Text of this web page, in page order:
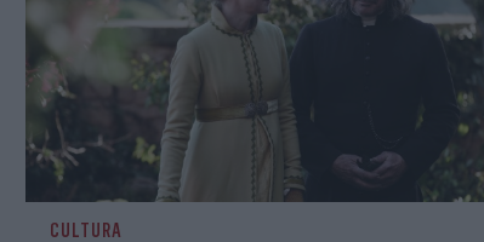
CULTURA